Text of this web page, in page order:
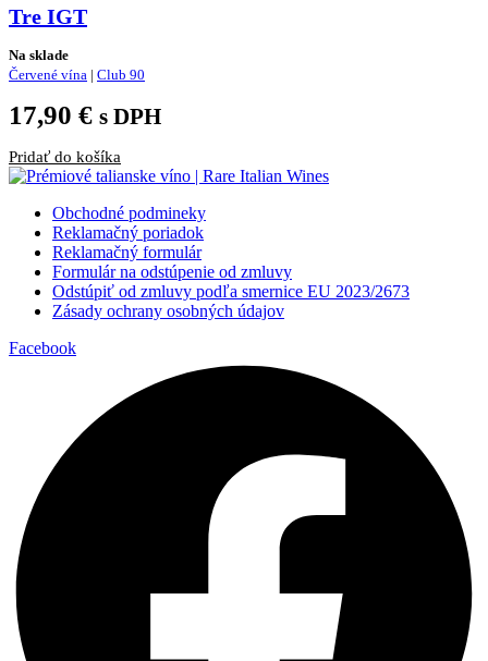
Tre IGT
Na sklade
Červené vína | Club 90
17,90 € s DPH
Pridať do košíka
Obchodné podmineky
Reklamačný poriadok
Reklamačný formulár
Formulár na odstúpenie od zmluvy
Odstúpiť od zmluvy podľa smernice EU 2023/2673
Zásady ochrany osobných údajov
Facebook